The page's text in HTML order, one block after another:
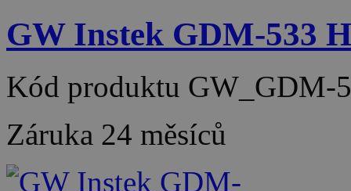
GW Instek GDM-533
Kód produktu GW_GDM-
Záruka 24 měsíců